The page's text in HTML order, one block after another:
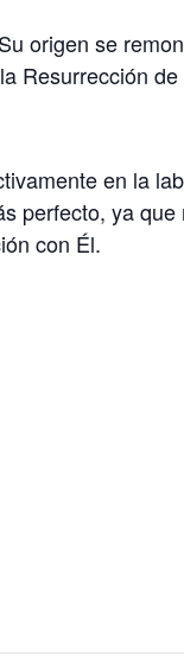
origen se
Resurrección de
en la
perfecto, ya que
con Él.